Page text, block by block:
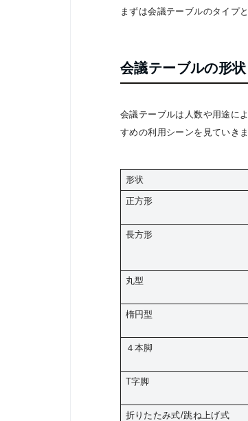
まずは会議テーブルのタイプ
会議テーブルの形
会議テーブルは人数や用途に
すめの利用シーンを見ていきま
形状
正方形
長方形
丸型
楕円型
４本脚
T字脚
折りたたみ式/跳ね上げ式